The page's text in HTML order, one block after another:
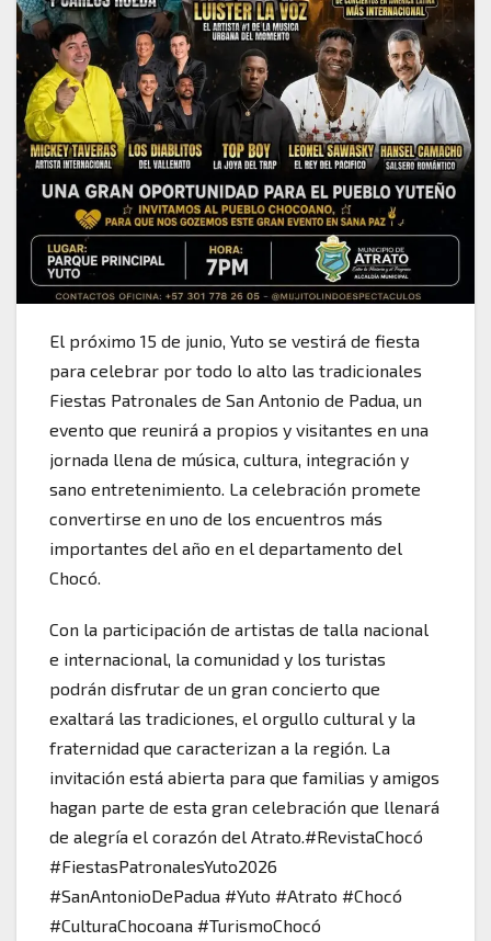
El próximo 15 de junio, Yuto se vestirá de fiesta
para celebrar por todo lo alto las tradicionales
Fiestas Patronales de San Antonio de Padua, un
evento que reunirá a propios y visitantes en una
jornada llena de música, cultura, integración y
sano entretenimiento. La celebración promete
convertirse en uno de los encuentros más
importantes del año en el departamento del
Chocó.
Con la participación de artistas de talla nacional
e internacional, la comunidad y los turistas
podrán disfrutar de un gran concierto que
exaltará las tradiciones, el orgullo cultural y la
fraternidad que caracterizan a la región. La
invitación está abierta para que familias y amigos
hagan parte de esta gran celebración que llenará
de alegría el corazón del Atrato.#RevistaChocó
#FiestasPatronalesYuto2026
#SanAntonioDePadua #Yuto #Atrato #Chocó
#CulturaChocoana #TurismoChocó